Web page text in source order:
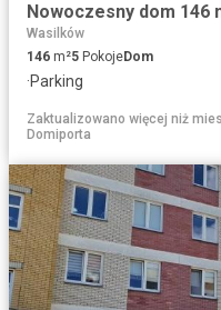
Wasilków
146 m²5 PokojeDom
·Parking
Zaktualizowano więcej niż
Domiporta